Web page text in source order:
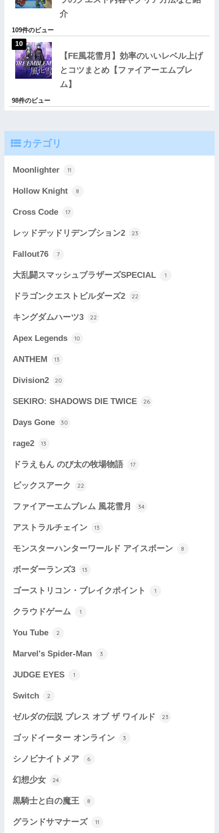
介
109件のビュー
【FE風花雪月】効率のいいレベル上げ
とコツまとめ【ファイアーエムブレ
ム】
98件のビュー
カテゴリ
Moonlighter 11
Hollow Knight 8
Cross Code 17
レッドデッドリデンプション2 23
Fallout76 7
大乱闘スマッシュブラザーズSPECIAL 1
ドラゴンクエストビルダーズ2 22
キングダムハーツ3 22
Apex Legends 10
ANTHEM 13
Division2 20
SEKIRO: SHADOWS DIE TWICE 26
Days Gone 30
rage2 13
ドラえもん のび太の牧場物語 17
ピックスアーク 22
ファイアーエムブレム 風花雪月 34
アストラルチェイン 13
モンスターハンターワールド アイスボーン 8
ボーダーランズ3 13
ゴーストリコン・ブレイクポイント 1
クラウドゲーム 1
You Tube 2
Marvel's Spider-Man 3
JUDGE EYES 1
Switch 2
ゼルダの伝説 ブレス オブ ザ ワイルド 23
ゴッドイーター オンライン 3
シノビナイトメア 6
幻想少女 24
黒騎士と白の魔王 8
グランドサマナーズ 11